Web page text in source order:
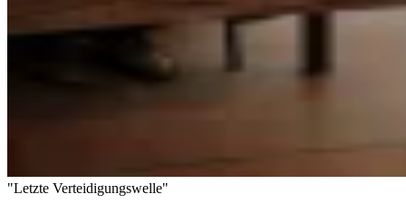
"Letzte Verteidigungswelle"